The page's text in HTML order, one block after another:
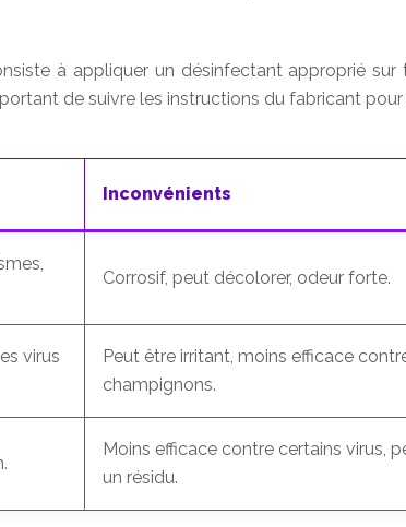
à appliquer un désinfectant approprié
de suivre les instructions du fabricant
Inconvénients
Corrosif, peut décolorer, odeur forte.
virus
Peut être irritant, moins efficace
champignons.
Moins efficace contre certains virus,
un résidu.